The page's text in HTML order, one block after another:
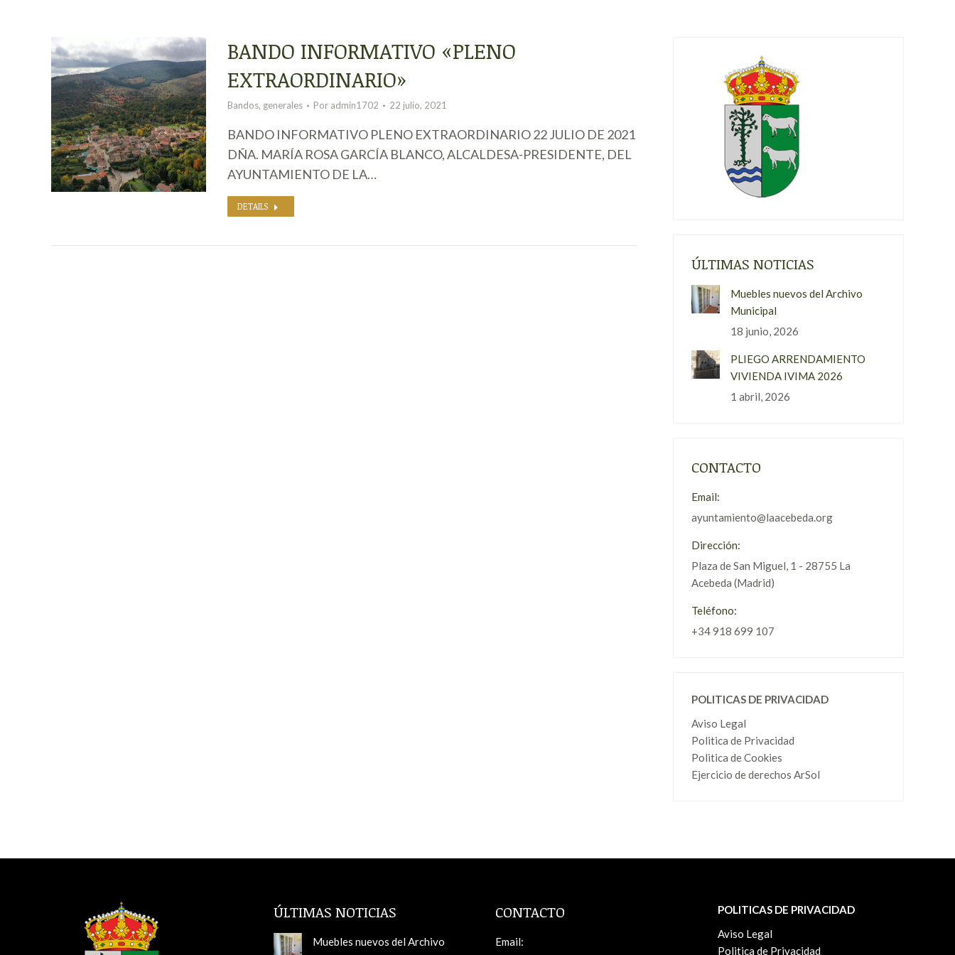
BANDO INFORMATIVO «PLENO
EXTRAORDINARIO»
Bandos, generales Por admin1702 22 julio, 2021
BANDO INFORMATIVO PLENO EXTRAORDINARIO 22 JULIO DE 2021
DÑA. MARÍA ROSA GARCÍA BLANCO, ALCALDESA-PRESIDENTE, DEL
AYUNTAMIENTO DE LA…
DETAILS
ÚLTIMAS NOTICIAS
Muebles nuevos del Archivo
Municipal
18 junio, 2026
PLIEGO ARRENDAMIENTO
VIVIENDA IVIMA 2026
1 abril, 2026
CONTACTO
Email:
ayuntamiento@laacebeda.org
Dirección:
Plaza de San Miguel, 1 - 28755 La
Acebeda (Madrid)
Teléfono:
+34 918 699 107
POLITICAS DE PRIVACIDAD
Aviso Legal
Politica de Privacidad
Politica de Cookies
Ejercicio de derechos ArSol
ÚLTIMAS NOTICIAS
Muebles nuevos del Archivo
CONTACTO
Email:
POLITICAS DE PRIVACIDAD
Aviso Legal
Politica de Privacidad